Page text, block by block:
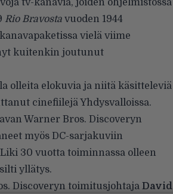
tv-kanavia, joiden ohjelmistossa
Rio Bravosta vuoden 1944
vielä viime
kuitenkin joutunut
olleita elokuvia ja niitä käsitteleviä
cinefiilejä Yhdysvalloissa.
Warner Bros. Discoveryn
myös DC-sarjakuviin
30 vuotta toiminnassa olleen
yllätys.
Discoveryn toimitusjohtaja David